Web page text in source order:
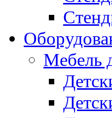
Мебель